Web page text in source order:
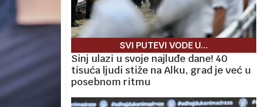
SVI PUTEVI VODE U...
Sinj ulazi u svoje najluđe dane! 40
tisuća ljudi stiže na Alku, grad je već u
posebnom ritmu